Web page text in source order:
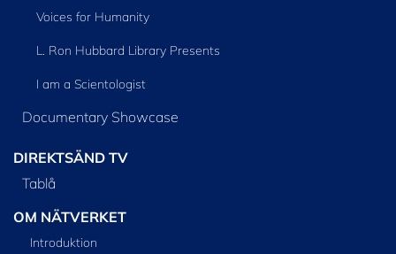
Voices for Humanity
L. Ron Hubbard Library Presents
I am a Scientologist
Documentary Showcase
DIREKTSÄND TV
Tablå
OM NÄTVERKET
Introduktion